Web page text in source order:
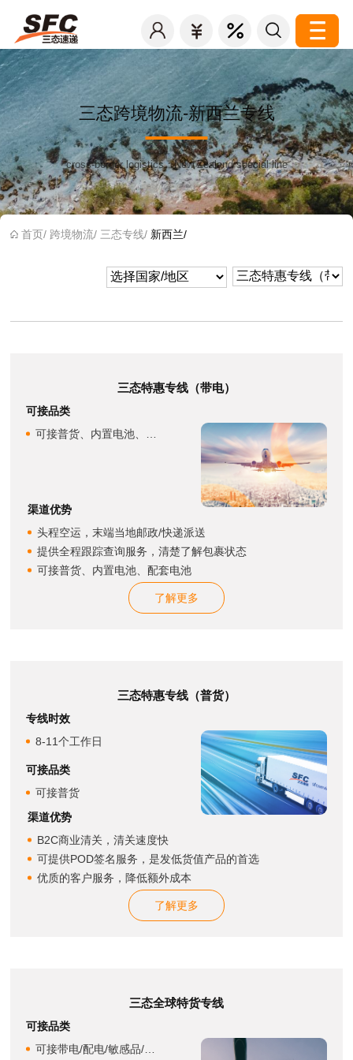
三态跨境物流-新西兰专线
cross-border logistics；New Zealand special line
首页/ 跨境物流/ 三态专线/ 新西兰/
三态特惠专线（带电）
可接品类
可接普货、内置电池、配套电池
渠道优势
头程空运，末端当地邮政/快递派送
提供全程跟踪查询服务，清楚了解包裹状态
可接普货、内置电池、配套电池
了解更多
三态特惠专线（普货）
专线时效
8-11个工作日
可接品类
可接普货
渠道优势
B2C商业清关，清关速度快
可提供POD签名服务，是发低货值产品的首选
优质的客户服务，降低额外成本
了解更多
三态全球特货专线
可接品类
可接带电/配电/敏感品/化妆品